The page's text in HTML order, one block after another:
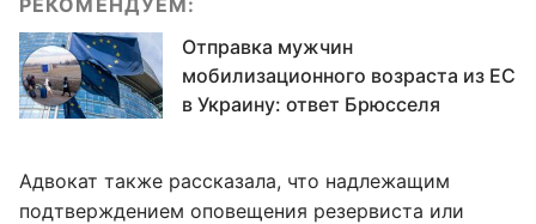
РЕКОМЕНДУЕМ:
Отправка мужчин
мобилизационного возраста из ЕС
в Украину: ответ Брюсселя
Адвокат также рассказала, что надлежащим
подтверждением оповещения резервиста или